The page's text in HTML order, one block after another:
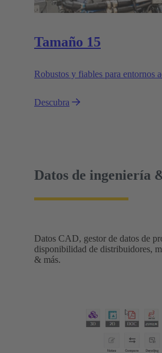
Tamaño 15
Robustos y fiables para entornos
Descubra
Datos de ingeniería
Datos CAD, gestor de datos de
disponibilidad de distribuidores,
& más.